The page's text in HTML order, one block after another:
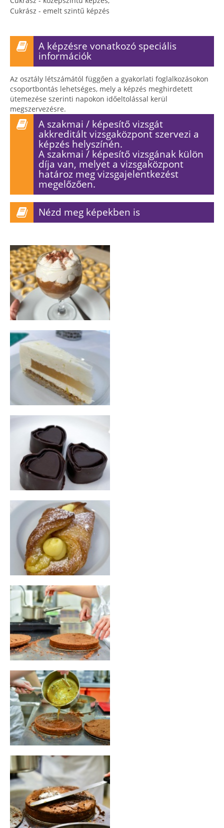
Cukrász - emelt szintű képzés
A képzésre vonatkozó speciális
információk
Az osztály létszámától függően a gyakorlati foglalkozásokon
csoportbontás lehetséges, mely a képzés meghirdetett
ütemezése szerinti napokon időeltolással kerül
megszervezésre.
A szakmai / képesítő vizsgát
akkreditált vizsgaközpont szervezi a
képzés helyszínén.
A szakmai / képesítő vizsgának külön
díja van, melyet a vizsgaközpont
határoz meg vizsgajelentkezést
megelőzően.
Nézd meg képekben is